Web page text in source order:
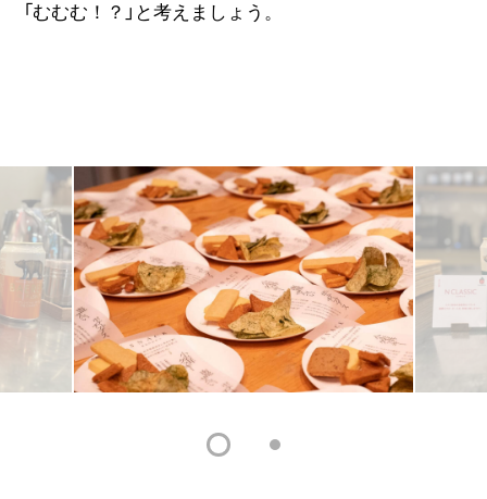
「むむむ！？」と考えましょう。